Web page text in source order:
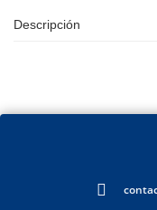
Descripción